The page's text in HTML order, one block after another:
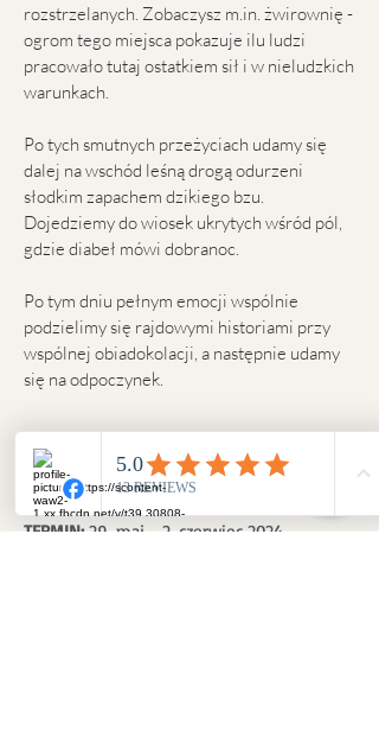
rozstrzelanych. Zobaczysz m.in. żwirownię -
ogrom tego miejsca pokazuje ilu ludzi
pracowało tutaj ostatkiem sił i w nieludzkich
warunkach.
Po tych smutnych przeżyciach udamy się
dalej na wschód leśną drogą odurzeni
słodkim zapachem dzikiego bzu.
Dojedziemy do wiosek ukrytych wśród pól,
gdzie diabeł mówi dobranoc.
Po tym dniu pełnym emocji wspólnie
podzielimy się rajdowymi historiami przy
wspólnej obiadokolacji, a następnie udamy
się na odpoczynek.
Wymagane umiejętności: swobodny stęp,
kłus i galop w terenie.
TERMIN:29. maj - 2. czerwiec 2024